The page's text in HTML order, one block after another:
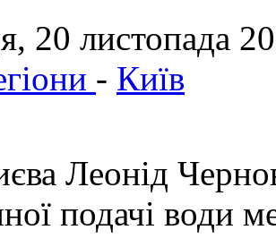
20 листопада
- Київ
Леонід
подачі води